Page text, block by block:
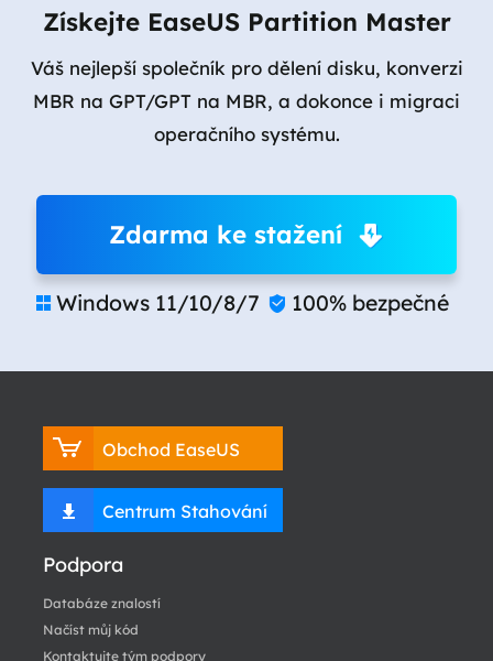
Získejte EaseUS Partition Master
Váš nejlepší společník pro dělení disku, konverzi
MBR na GPT/GPT na MBR, a dokonce i migraci
operačního systému.
Zdarma ke stažení
 Windows 11/10/8/7  100% bezpečné
Obchod EaseUS
Centrum Stahování
Podpora
Databáze znalostí
Načíst můj kód
Kontaktujte tým podpory